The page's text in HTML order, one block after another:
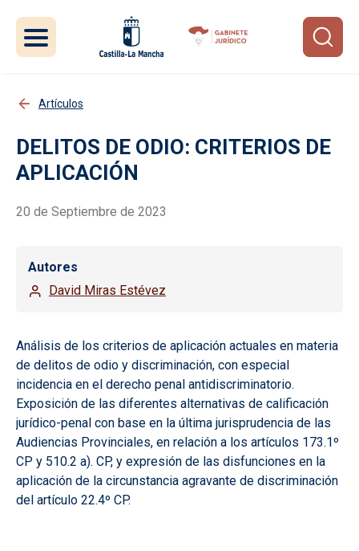
Artículos
DELITOS DE ODIO: CRITERIOS DE
APLICACIÓN
20 de Septiembre de 2023
Autores
David Miras Estévez
Análisis de los criterios de aplicación actuales en materia
de delitos de odio y discriminación, con especial
incidencia en el derecho penal antidiscriminatorio.
Exposición de las diferentes alternativas de calificación
jurídico-penal con base en la última jurisprudencia de las
Audiencias Provinciales, en relación a los artículos 173.1º
CP y 510.2 a). CP, y expresión de las disfunciones en la
aplicación de la circunstancia agravante de discriminación
del artículo 22.4º CP.